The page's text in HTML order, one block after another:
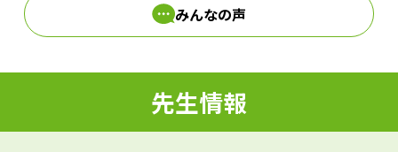
e
o
みんなの声
先生情報